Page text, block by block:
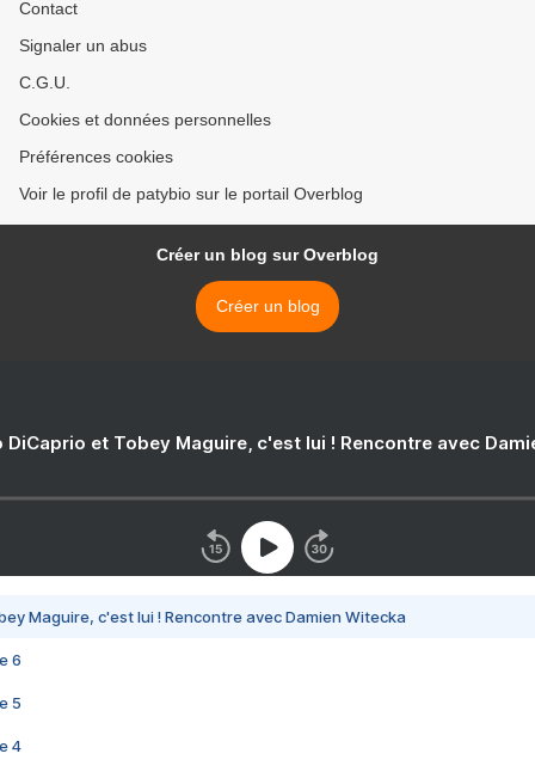
Contact
Signaler un abus
C.G.U.
Cookies et données personnelles
Préférences cookies
Voir le profil de patybio sur le portail Overblog
Créer un blog sur Overblog
Créer un blog
DiCaprio et Tobey Maguire, c'est lui ! Rencontre avec
Maguire, c'est lui ! Rencontre avec Damien Witecka
6
5
4